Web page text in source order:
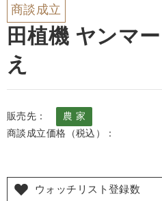
商談成立
田植機 ヤンマ
え
販売先：
農 家
商談成立価格（税込）：
ウォッチリスト登録数